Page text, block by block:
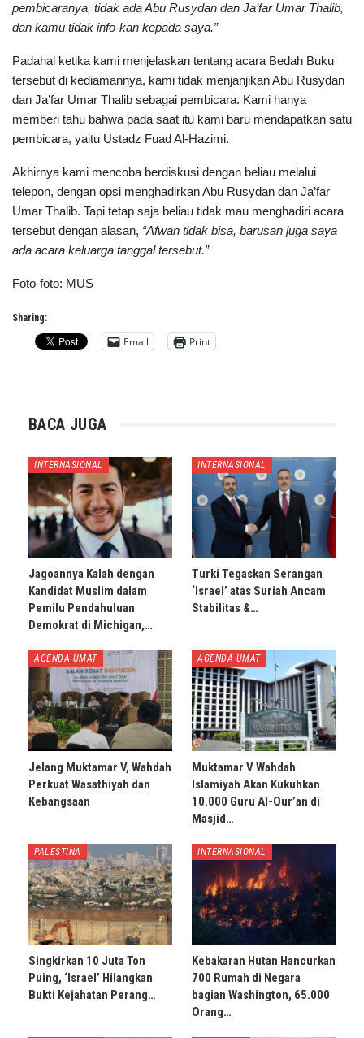
pembicaranya, tidak ada Abu Rusydan dan Ja’far Umar Thalib,
dan kamu tidak info-kan kepada saya.”
Padahal ketika kami menjelaskan tentang acara Bedah Buku
tersebut di kediamannya, kami tidak menjanjikan Abu Rusydan
dan Ja’far Umar Thalib sebagai pembicara. Kami hanya
memberi tahu bahwa pada saat itu kami baru mendapatkan satu
pembicara, yaitu Ustadz Fuad Al-Hazimi.
Akhirnya kami mencoba berdiskusi dengan beliau melalui
telepon, dengan opsi menghadirkan Abu Rusydan dan Ja’far
Umar Thalib. Tapi tetap saja beliau tidak mau menghadiri acara
tersebut dengan alasan, “Afwan tidak bisa, barusan juga saya
ada acara keluarga tanggal tersebut.”
Foto-foto: MUS
Sharing:
Email Print
BACA JUGA
INTERNASIONAL
Jagoannya Kalah dengan
Kandidat Muslim dalam
Pemilu Pendahuluan
Demokrat di Michigan,…
INTERNASIONAL
Turki Tegaskan Serangan
‘Israel’ atas Suriah Ancam
Stabilitas &…
AGENDA UMAT
Jelang Muktamar V, Wahdah
Perkuat Wasathiyah dan
Kebangsaan
AGENDA UMAT
Muktamar V Wahdah
Islamiyah Akan Kukuhkan
10.000 Guru Al-Qur’an di
Masjid…
PALESTINA
Singkirkan 10 Juta Ton
Puing, ‘Israel’ Hilangkan
Bukti Kejahatan Perang…
INTERNASIONAL
Kebakaran Hutan Hancurkan
700 Rumah di Negara
bagian Washington, 65.000
Orang…